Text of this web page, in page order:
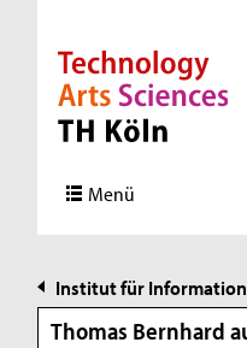
Direkt zur Hauptnavigation
Direkt zur Subnavigation
Direkt zum Inhalt
Direkt zum Fußbereich
Menü
Institut für
Thomas Bernhard